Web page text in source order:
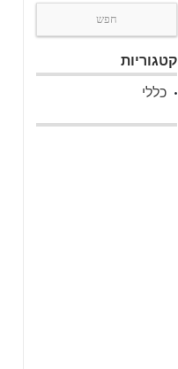
קטגוריות
כללי